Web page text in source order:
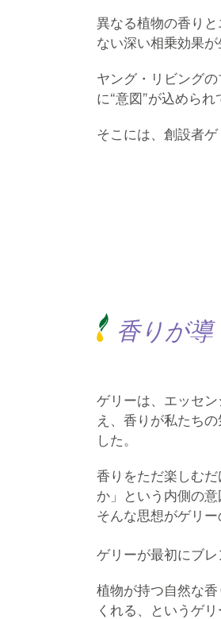
異なる植物の香り
ない深い相乗効果が
ヤング・リビング
に“意図”が込められ
そこには、創設者
香りが導
ゲリーは、エッセ
え、香りが私たち
した。
香りをただ楽しむ
か」という内側の
そんな思想がゲリ
ゲリーが最初にブ
植物が持つ自然な
くれる、というゲ